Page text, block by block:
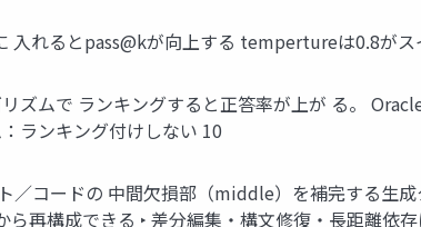
れるとpass@kが向上する tempertureは0.8がス
ムで ランキングすると正答率が上が る。
ランキング付けしない 10
／コードの 中間欠損部（middle）を補完する生
再構成できる ‣ 差分編集・構文修復・長距離依